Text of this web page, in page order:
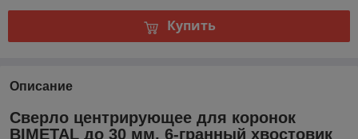
Купить
Описание
Сверло центрирующее для коронок
BIMETAL до 30 мм, 6-гранный хвостовик